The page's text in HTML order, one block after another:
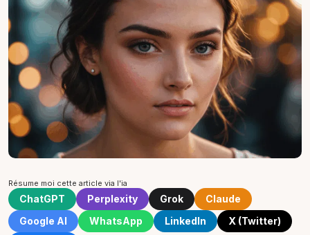
Résume moi cette article via l'ia
ChatGPT Perplexity Grok
Claude
Google AI
WhatsApp LinkedIn
X (Twitter)